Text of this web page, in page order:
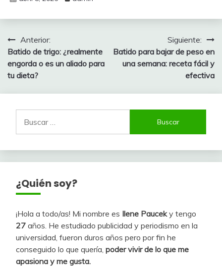
Navegación
de
entradas
Anterior:
Batido de trigo: ¿realmente
engorda o es un aliado para
tu dieta?
Siguiente:
Batido para bajar de peso en
una semana: receta fácil y
efectiva
¿Quién soy?
¡Hola a todo/as! Mi nombre es Ilene Pauceky tengo
27 años. He estudiado publicidad y periodismo en la
universidad, fueron duros años pero por fin he
conseguido lo que quería, poder vivir de lo que me
apasiona y me gusta.